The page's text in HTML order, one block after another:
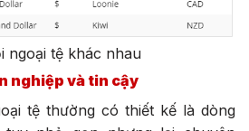
ngoại tệ khác nhau
nghiệp và tin cậy
tệ thường có thiết kế là dòng